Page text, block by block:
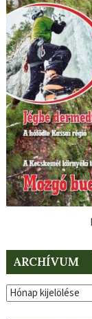
ARCHÍVUM
Archívum